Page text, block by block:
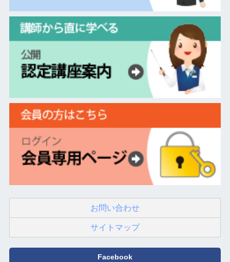
お問い合わせ
サイトマップ
Facebook